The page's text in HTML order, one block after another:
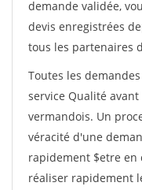
demande validée,
devis enregistrées
tous les partenaires
Toutes les
service Qualité
vermandois. Un
véracité d'une
rapidement $etre en
réaliser rapidement